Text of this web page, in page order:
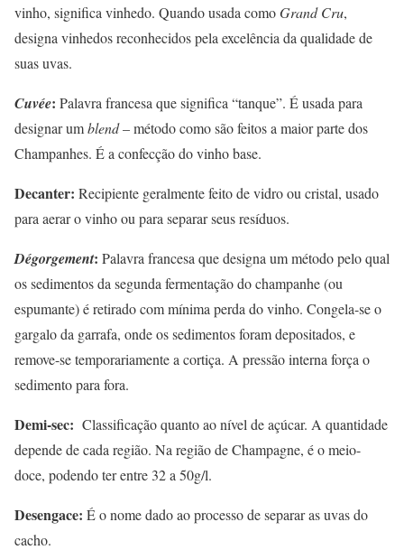
vinho, significa vinhedo. Quando usada comoGrand Cru,
designa vinhedos reconhecidos pela excelência da qualidade de
suas uvas.
Cuvée: Palavra francesa que significa “tanque”. É usada para
designar umblend– método como são feitos a maior parte dos
Champanhes. É a confecção do vinho base.
Decanter: Recipiente geralmente feito de vidro ou cristal, usado
para aerar o vinho ou para separar seus resíduos.
Dégorgement: Palavra francesa que designa um método pelo qual
os sedimentos da segunda fermentação do champanhe (ou
espumante) é retirado com mínima perda do vinho. Congela-se o
gargalo da garrafa, onde os sedimentos foram depositados, e
remove-se temporariamente a cortiça. A pressão interna força o
sedimento para fora.
Demi-sec: Classificação quanto ao nível de açúcar. A quantidade
depende de cada região. Na região de Champagne, é o meio-
doce, podendo ter entre 32 a 50g/l.
Desengace: É o nome dado ao processo de separar as uvas do
cacho.